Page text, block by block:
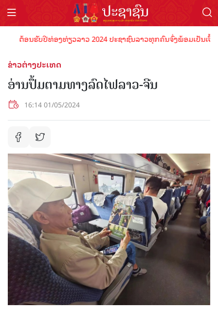
ຕ້ອນຮັບປີທ່ອງທ່ຽວລາວ 2024 ປະຊາຊົນລາວທຸກຄົນຈົ່ງພ້ອມເປັນເຈົ້
ຂ່າວຕ່າງປະເທດ
ອ່ານປຶ້ມຕາມທາງລົດໄຟລາວ-ຈີນ
16:14 01/05/2024